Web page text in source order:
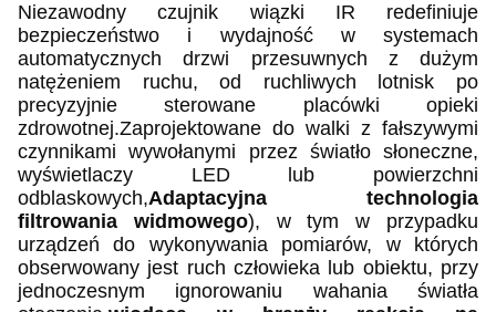
Niezawodny czujnik wiązki IR redefiniuje
bezpieczeństwo i wydajność w systemach
automatycznych drzwi przesuwnych z dużym
natężeniem ruchu, od ruchliwych lotnisk po
precyzyjnie sterowane placówki opieki
zdrowotnej.Zaprojektowane do walki z fałszywymi
czynnikami wywołanymi przez światło słoneczne,
wyświetlaczy LED lub powierzchni
odblaskowych,Adaptacyjna technologia
filtrowania widmowego), w tym w przypadku
urządzeń do wykonywania pomiarów, w których
obserwowany jest ruch człowieka lub obiektu, przy
jednoczesnym ignorowaniu wahania światła